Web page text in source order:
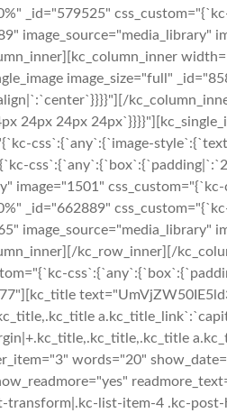
_id="579525"
image_size="full"
24px 24px
css`:{`any`:{`image-
image="1501"
_id="662889"
kc_row_inner][/
words="20"
transform|.kc-list-item-4 .kc-